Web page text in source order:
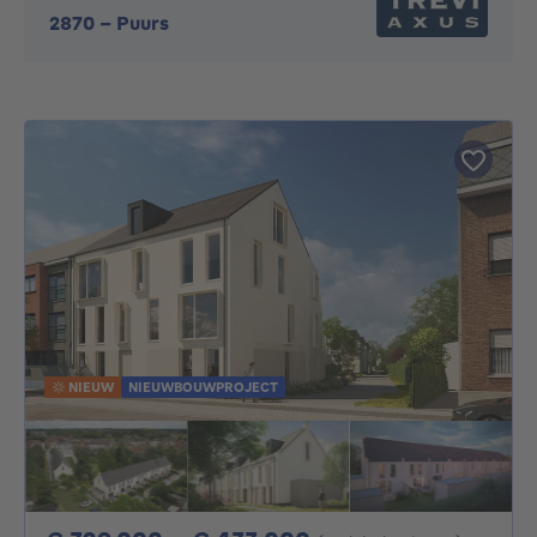
2870 - Puurs
NIEUW NIEUWBOUWPROJECT